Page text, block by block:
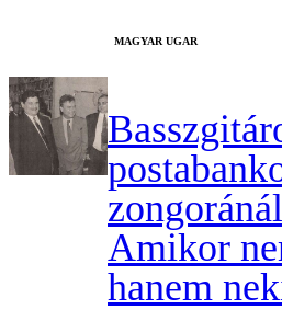
MAGYAR UGAR
Amikor
hanem